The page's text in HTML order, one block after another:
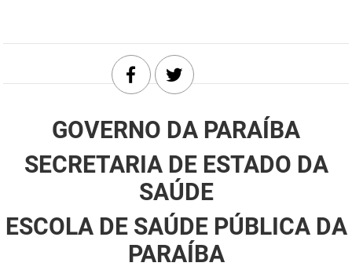
Secretaria de Fazenda
Infraestrutura e dos Recursos Hídricos
Fapesq
Fundação Casa de José Américo
GOVERNO DA PARAÍBA
SECRETARIA DE ESTADO DA
SAÚDE
ESCOLA DE SAÚDE PÚBLICA DA
PARAÍBA